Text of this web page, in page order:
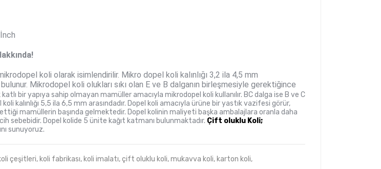
koli olarak isimlendirilir. Mikro dopel koli kalınlığı 3,2 ila 4,5 mm
Mikrodopel koli olukları sıkı olan E ve B dalganın birleşmesiyle gerektiğince
katlı bir yapıya sahip olmayan mamüller amacıyla mikrodopel koli kullanılır. BC dalga ise B ve C
koli kalınlığı 5,5 ila 6,5 mm arasındadır. Dopel koli amacıyla ürüne bir yastık vazifesi görür,
mamüllerin başında gelmektedir. Dopel kolinin maliyeti başka ambalajlara oranla daha
sebebidir. Dopel kolide 5 ünite kağıt katmanı bulunmaktadır. Çift oluklu Koli;
sunuyoruz.
çeşitleri, koli fabrikası, koli imalatı,çift oluklu koli,mukavva koli, karton koli,